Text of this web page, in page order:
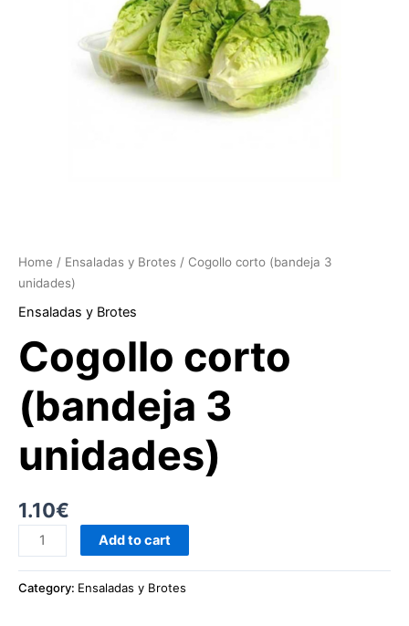
Home / Ensaladas y Brotes / Cogollo corto (bandeja 3
unidades)
Ensaladas y Brotes
Cogollo corto
(bandeja 3
unidades)
1.10€
Add to cart
Category: Ensaladas y Brotes